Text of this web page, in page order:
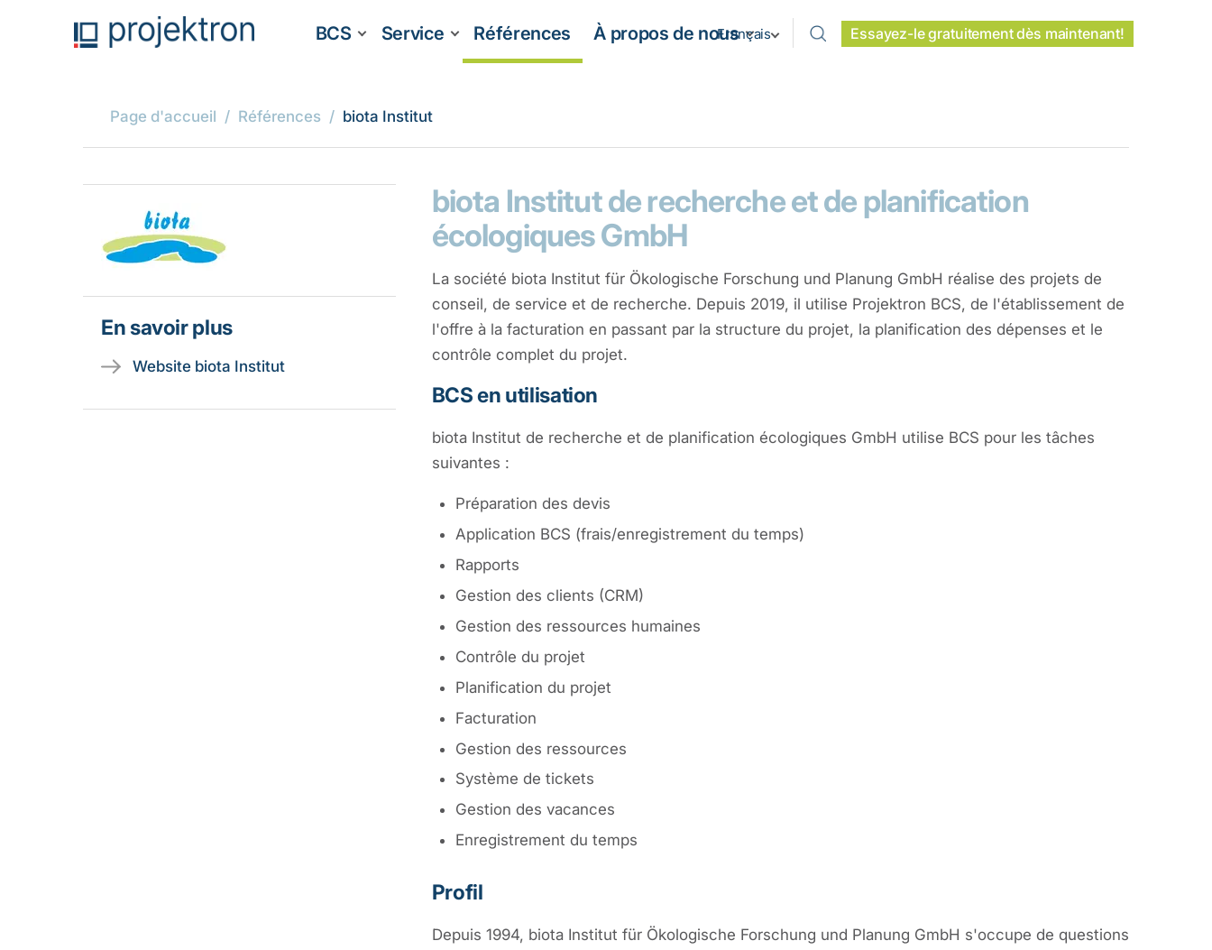
Français Essayez-le gratuitement dès maintenant!
BCS Service Références À propos de nous
Page d'accueil Références biota Institut
biota Institut de recherche et de planification
écologiques GmbH
La société biota Institut für Ökologische Forschung und Planung GmbH réalise des projets de
conseil, de service et de recherche. Depuis 2019, il utilise Projektron BCS, de l'établissement de
l'offre à la facturation en passant par la structure du projet, la planification des dépenses et le
contrôle complet du projet.
BCS en utilisation
biota Institut de recherche et de planification écologiques GmbH utilise BCS pour les tâches
suivantes :
Préparation des devis
Application BCS (frais/enregistrement du temps)
Rapports
Gestion des clients (CRM)
Gestion des ressources humaines
Contrôle du projet
Planification du projet
Facturation
Gestion des ressources
Système de tickets
Gestion des vacances
Enregistrement du temps
Profil
Depuis 1994, biota Institut für Ökologische Forschung und Planung GmbH s'occupe de questions
En savoir plus
Website biota Institut